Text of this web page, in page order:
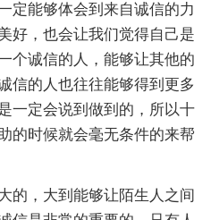
定能够体会到来自诚信的力
好，也会让我们觉得自己是
个诚信的人，能够让其他的
信的人也往往能够得到更多
一定会说到做到的，所以十
的时候就会毫无条件的来帮
的，大到能够让陌生人之间